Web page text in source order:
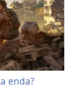
enda?